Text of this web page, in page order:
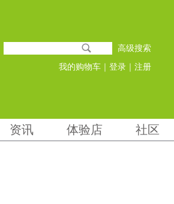
高级搜索
我的购物车｜ 登录｜ 注册
资讯 体验店 社区